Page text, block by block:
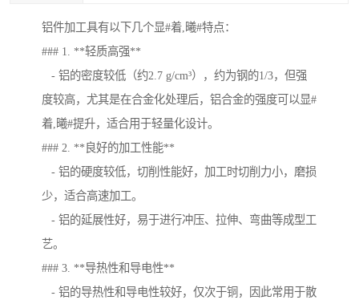
铝件加工具有以下几个显#着,曦#特点：
### 1. **轻质高强**
- 铝的密度较低（约2.7 g/cm³），约为钢的1/3，但强
度较高，尤其是在合金化处理后，铝合金的强度可以显#
着,曦#提升，适合用于轻量化设计。
### 2. **良好的加工性能**
- 铝的硬度较低，切削性能好，加工时切削力小，磨损
少，适合高速加工。
- 铝的延展性好，易于进行冲压、拉伸、弯曲等成型工
艺。
### 3. **导热性和导电性**
- 铝的导热性和导电性较好，仅次于铜，因此常用于散